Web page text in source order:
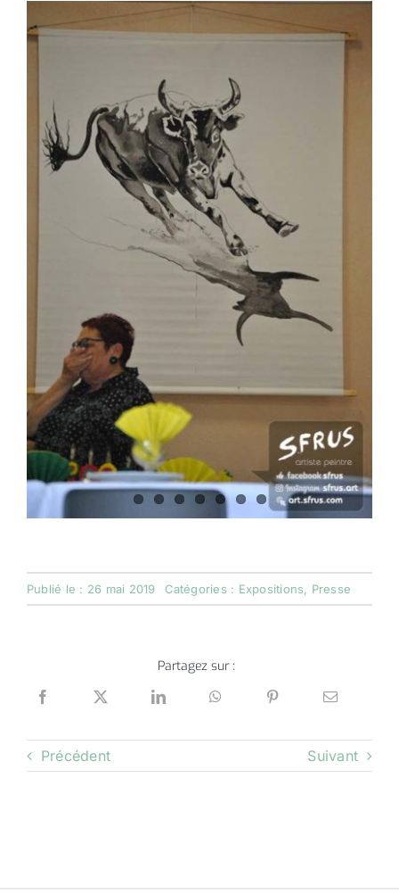
Publié le : 26 mai 2019 Catégories : Expositions, Presse
Partagez sur :
Précédent Suivant